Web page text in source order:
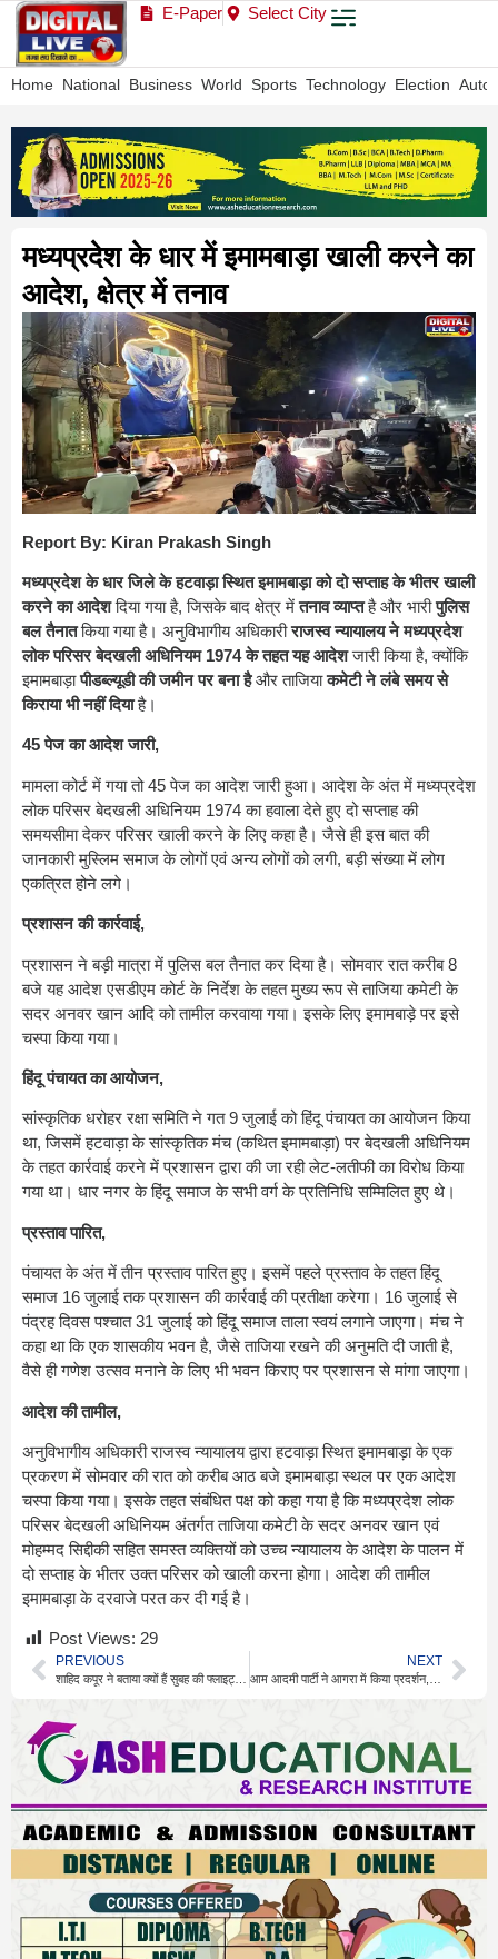
E-Paper Select City
Home National Business World Sports Technology Election Auto
मध्यप्रदेश के धार में इमामबाड़ा खाली करने का
आदेश, क्षेत्र में तनाव
Report By: Kiran Prakash Singh
मध्यप्रदेश के धार जिले के हटवाड़ा स्थित इमामबाड़ा को दो सप्ताह के भीतर खाली
करने का आदेशदिया गया है, जिसके बाद क्षेत्र मेंतनाव व्याप्तहै और भारीपुलिस
बल तैनातकिया गया है। अनुविभागीय अधिकारीराजस्व न्यायालय ने मध्यप्रदेश
लोक परिसर बेदखली अधिनियम 1974 के तहत यह आदेशजारी किया है, क्योंकि
इमामबाड़ापीडब्ल्यूडी की जमीन पर बना हैऔर ताजियाकमेटी ने लंबे समय से
किराया भी नहीं दियाहै।
45 पेज का आदेश जारी,
मामला कोर्ट में गया तो 45 पेज का आदेश जारी हुआ। आदेश के अंत में मध्यप्रदेश
लोक परिसर बेदखली अधिनियम 1974 का हवाला देते हुए दो सप्ताह की
समयसीमा देकर परिसर खाली करने के लिए कहा है। जैसे ही इस बात की
जानकारी मुस्लिम समाज के लोगों एवं अन्य लोगों को लगी, बड़ी संख्या में लोग
एकत्रित होने लगे।
प्रशासन की कार्रवाई,
प्रशासन ने बड़ी मात्रा में पुलिस बल तैनात कर दिया है। सोमवार रात करीब 8
बजे यह आदेश एसडीएम कोर्ट के निर्देश के तहत मुख्य रूप से ताजिया कमेटी के
सदर अनवर खान आदि को तामील करवाया गया। इसके लिए इमामबाड़े पर इसे
चस्पा किया गया।
हिंदू पंचायत का आयोजन,
सांस्कृतिक धरोहर रक्षा समिति ने गत 9 जुलाई को हिंदू पंचायत का आयोजन किया
था, जिसमें हटवाड़ा के सांस्कृतिक मंच (कथित इमामबाड़ा) पर बेदखली अधिनियम
के तहत कार्रवाई करने में प्रशासन द्वारा की जा रही लेट-लतीफी का विरोध किया
गया था। धार नगर के हिंदू समाज के सभी वर्ग के प्रतिनिधि सम्मिलित हुए थे।
प्रस्ताव पारित,
पंचायत के अंत में तीन प्रस्ताव पारित हुए। इसमें पहले प्रस्ताव के तहत हिंदू
समाज 16 जुलाई तक प्रशासन की कार्रवाई की प्रतीक्षा करेगा। 16 जुलाई से
पंद्रह दिवस पश्चात 31 जुलाई को हिंदू समाज ताला स्वयं लगाने जाएगा। मंच ने
कहा था कि एक शासकीय भवन है, जैसे ताजिया रखने की अनुमति दी जाती है,
वैसे ही गणेश उत्सव मनाने के लिए भी भवन किराए पर प्रशासन से मांगा जाएगा।
आदेश की तामील,
अनुविभागीय अधिकारी राजस्व न्यायालय द्वारा हटवाड़ा स्थित इमामबाड़ा के एक
प्रकरण में सोमवार की रात को करीब आठ बजे इमामबाड़ा स्थल पर एक आदेश
चस्पा किया गया। इसके तहत संबंधित पक्ष को कहा गया है कि मध्यप्रदेश लोक
परिसर बेदखली अधिनियम अंतर्गत ताजिया कमेटी के सदर अनवर खान एवं
मोहम्मद सिद्दीकी सहित समस्त व्यक्तियों को उच्च न्यायालय के आदेश के पालन में
दो सप्ताह के भीतर उक्त परिसर को खाली करना होगा। आदेश की तामील
इमामबाड़ा के दरवाजे परत कर दी गई है।
Post Views: 29
PREVIOUS
शाहिद कपूर ने बताया क्यों हैं सुबह की फ्लाइट्स के दीवाने
NEXT